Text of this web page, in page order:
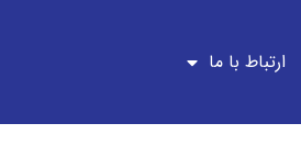
ارتباط با ما